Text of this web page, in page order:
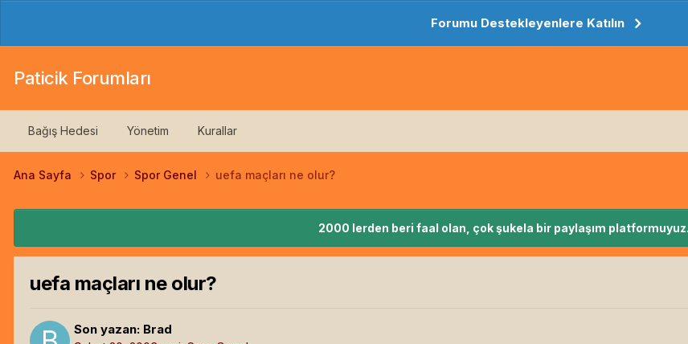
Forumu Destekleyenlere Katılın
Paticik Forumları
Bağış Hedesi Yönetim Kurallar
Ana Sayfa Spor Spor Genel uefa maçları ne olur?
2000 lerden beri faal olan, çok şukela bir paylaşım
uefa maçları ne olur?
Son yazan: Brad